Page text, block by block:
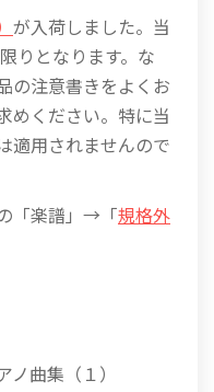
が入荷しました。当
りとなります。な
の注意書きをよくお
めください。特に当
適用されませんので
「楽譜」→「規格外
ノ曲集（１）